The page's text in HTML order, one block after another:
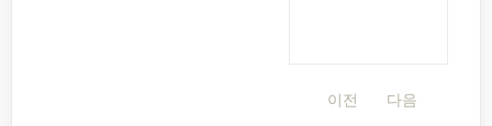
이전 다음